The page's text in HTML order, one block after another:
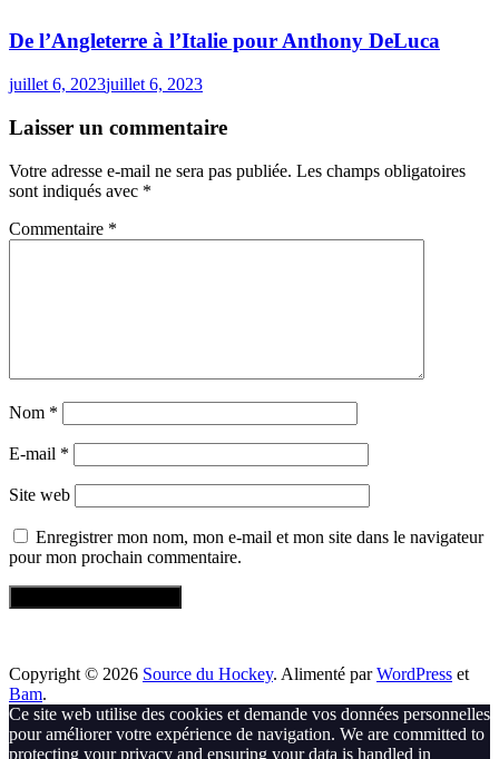
De l’Angleterre à l’Italie pour Anthony DeLuca
juillet 6, 2023juillet 6, 2023
Laisser un commentaire
Votre adresse e-mail ne sera pas publiée. Les champs obligatoires
sont indiqués avec *
Commentaire *
Nom *
E-mail *
Site web
Enregistrer mon nom, mon e-mail et mon site dans le navigateur
pour mon prochain commentaire.
Copyright © 2026 Source du Hockey. Alimenté parWordPress et
Bam.
Ce site web utilise des cookies et demande vos données personnelles
pour améliorer votre expérience de navigation. We are committed to
protecting your privacy and ensuring your data is handled in